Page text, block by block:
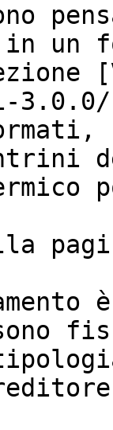
un
sono